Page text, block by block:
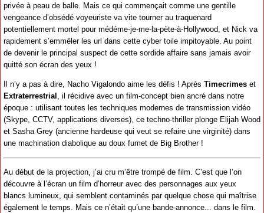
privée à peau de balle. Mais ce qui commençait comme une gentille
vengeance d’obsédé voyeuriste va vite tourner au traquenard
potentiellement mortel pour médéme-je-me-la-pète-à-Hollywood, et Nick va
rapidement s’emmêler les url dans cette cyber toile impitoyable. Au point
de devenir le principal suspect de cette sordide affaire sans jamais avoir
quitté son écran des yeux !
Il n’y a pas à dire, Nacho Vigalondo aime les défis ! Après Timecrimes et
Extraterrestrial , il récidive avec un film-concept bien ancré dans notre
époque : utilisant toutes les techniques modernes de transmission vidéo
(Skype, CCTV, applications diverses), ce techno-thriller plonge Elijah Wood
et Sasha Grey (ancienne hardeuse qui veut se refaire une virginité) dans
une machination diabolique au doux fumet de Big Brother !
Au début de la projection, j’ai cru m’être trompé de film. C’est que l’on
découvre à l’écran un film d’horreur avec des personnages aux yeux
blancs lumineux, qui semblent contaminés par quelque chose qui maîtrise
également le temps. Mais ce n’était qu’une bande-annonce... dans le film.